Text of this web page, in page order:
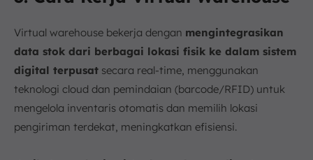
Virtual warehouse bekerja dengan mengintegrasikan
data stok dari berbagai lokasi fisik ke dalam sistem
digital terpusat secara real-time, menggunakan
teknologi cloud dan pemindaian (barcode/RFID) untuk
mengelola inventaris otomatis dan memilih lokasi
pengiriman terdekat, meningkatkan efisiensi.